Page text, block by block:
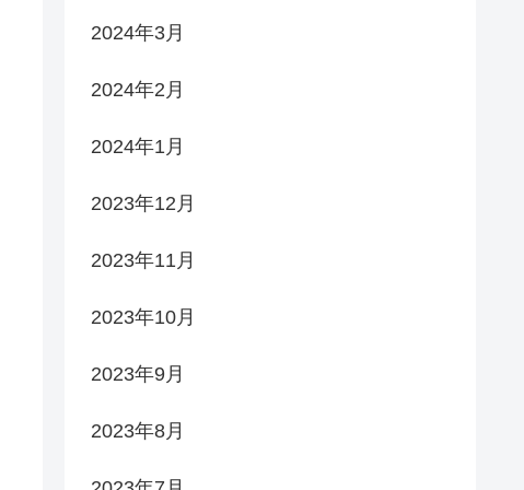
2024年3月
2024年2月
2024年1月
2023年12月
2023年11月
2023年10月
2023年9月
2023年8月